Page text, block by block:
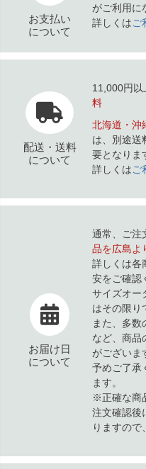
お支払い
について
がご利用に
詳しくはご
配送・送料
について
11,000円以
料
北海道・沖
は、別途送
要となりま
詳しくはご
お届け日
について
通常、ご注
品を広島よ
詳しくは各
安をご確認
サイズオー
はその限り
また、多
など、商品
がございま
予めご了承
ます。
※正確な商
注文確認後
りますので